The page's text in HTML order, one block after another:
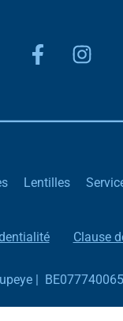
Lentilles
Clause
|